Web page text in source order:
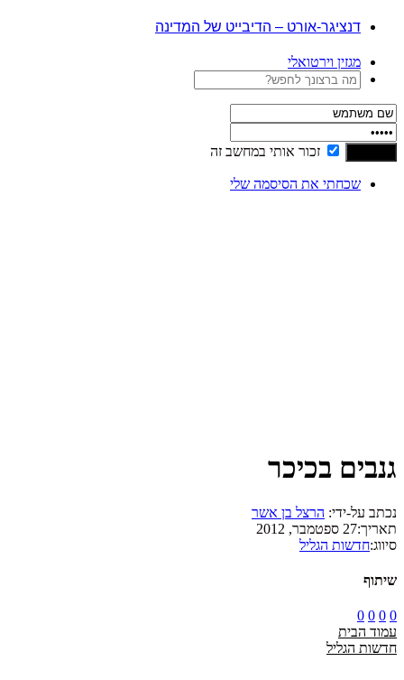
דנציגר-אורט – הדיבייט של המדינה
מגזין וירטואלי
זכור אותי במחשב זה
שכחתי את הסיסמה שלי
גנבים בכיכר
נכתב על-ידי: הרצל בן אשר
תאריך:27 ספטמבר, 2012
סיווג:חדשות הגליל
שיתוף
0
0
0
0
עמוד הבית
חדשות הגליל